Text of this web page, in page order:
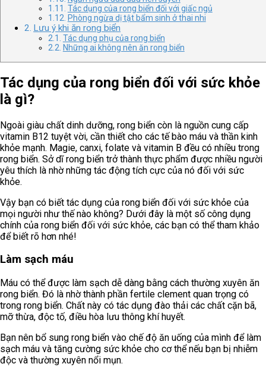
Tác dụng của rong biển đối với giấc ngủ
Phòng ngừa dị tật bẩm sinh ở thai nhi
Lưu ý khi ăn rong biển
Tác dụng phụ của rong biển
Những ai không nên ăn rong biển
Tác dụng của rong biển đối với sức khỏe
là gì?
Ngoài giàu chất dinh dưỡng, rong biển còn là nguồn cung cấp
vitamin B12 tuyệt vời, cần thiết cho các tế bào máu và thần kinh
khỏe mạnh. Magie, canxi, folate và vitamin B đều có nhiều trong
rong biển. Sở dĩ rong biển trở thành thực phẩm được nhiều người
yêu thích là nhờ những tác động tích cực của nó đối với sức
khỏe.
Vậy bạn có biết tác dụng của rong biển đối với sức khỏe của
mọi người như thế nào không? Dưới đây là một số công dụng
chính của rong biển đối với sức khỏe, các bạn có thể tham khảo
để biết rõ hơn nhé!
Làm sạch máu
Máu có thể được làm sạch dễ dàng bằng cách thường xuyên ăn
rong biển. Đó là nhờ thành phần fertile clement quan trọng có
trong rong biển. Chất này có tác dụng đào thải các chất cặn bã,
mỡ thừa, độc tố, điều hòa lưu thông khí huyết.
Bạn nên bổ sung rong biển vào chế độ ăn uống của mình để làm
sạch máu và tăng cường sức khỏe cho cơ thể nếu bạn bị nhiễm
độc và thường xuyên nổi mụn.